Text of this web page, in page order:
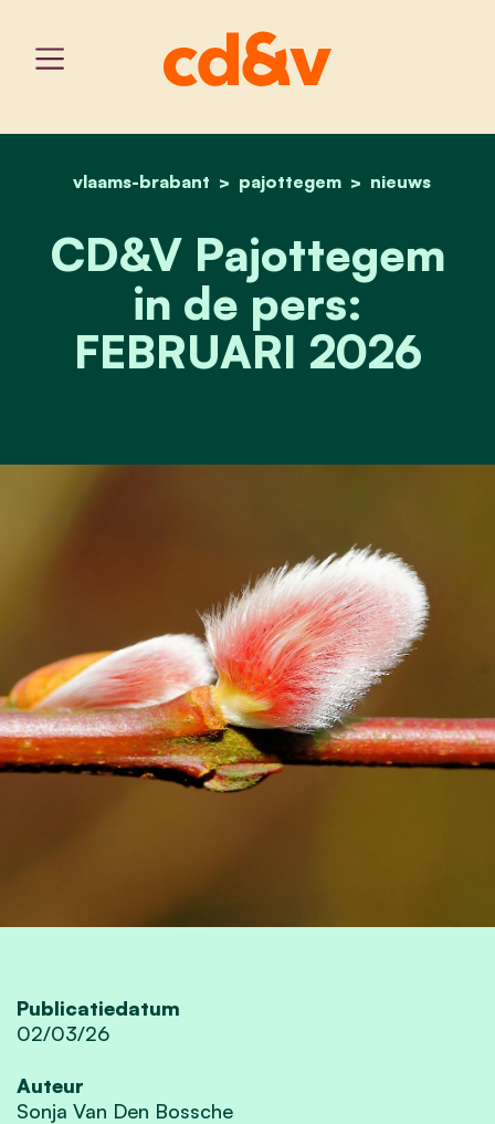
home
vlaams-brabant pajottegem nieuws
cd&v pajottegem in de
CD&V Pajottegem
in de pers:
FEBRUARI 2026
Publicatiedatum
02/03/26
Auteur
Sonja Van Den Bossche